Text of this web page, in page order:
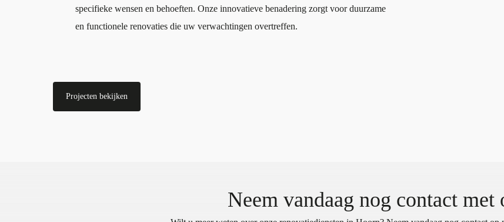
specifieke wensen en behoeften. Onze innovatieve benadering zorgt voor duurzame
en functionele renovaties die uw verwachtingen overtreffen.
Projecten bekijken
Neem vandaag nog contact met